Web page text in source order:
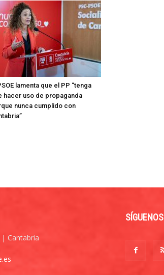
lamenta que el PP “tenga
hacer uso de propaganda
nunca cumplido con
| Cantabria
SÍGUENOS